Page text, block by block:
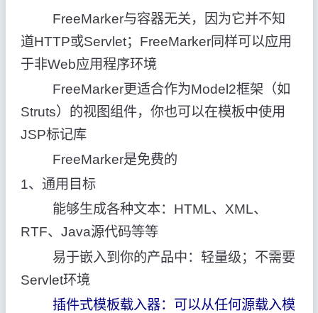
FreeMarker与容器无关，因为它并不知
道HTTP或Servlet；FreeMarker同样可以应用
于非Web应用程序环境
FreeMarker更适合作为Model2框架（如
Struts）的视图组件，你也可以在模板中使用
JSP标记库
FreeMarker是免费的
1、通用目标
能够生成各种文本：HTML、XML、
RTF、Java源代码等等
易于嵌入到你的产品中：轻量级；不需要
Servlet环境
插件式模板载入器：可以从任何源载入模